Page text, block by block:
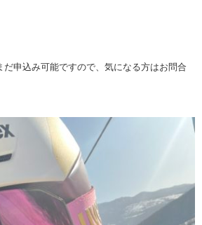
だ申込み可能ですので、気になる方はお問合